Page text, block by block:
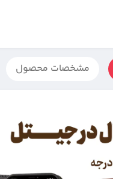
مشخصات محصول